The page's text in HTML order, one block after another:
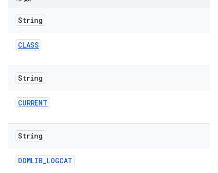
String
CLASS
String
CURRENT
String
DDMLIB_LOGCAT